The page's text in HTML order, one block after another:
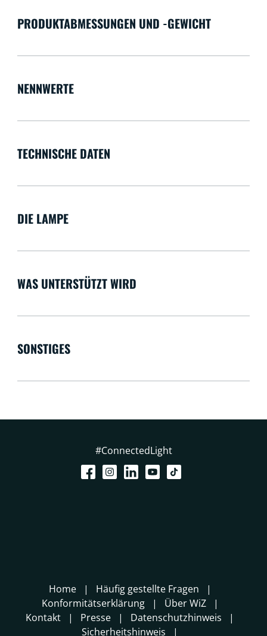
PRODUKTABMESSUNGEN UND -GEWICHT
NENNWERTE
TECHNISCHE DATEN
DIE LAMPE
WAS UNTERSTÜTZT WIRD
SONSTIGES
#ConnectedLight
Home
Häufig gestellte Fragen
Konformitätserklärung
Über WiZ
Kontakt
Presse
Datenschutzhinweis
Sicherheitshinweis